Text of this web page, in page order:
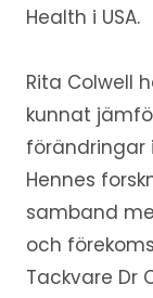
Health i USA.
Rita Colwell
kunnat
förändringar
Hennes
samband
och
Tackvare Dr